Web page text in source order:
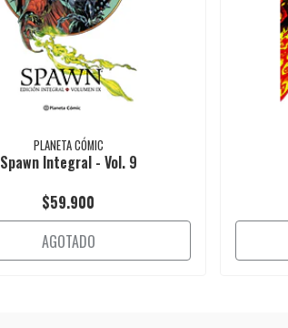
PLANETA CÓMIC
Spawn Integral - Vol. 9
$59.900
AGOTADO